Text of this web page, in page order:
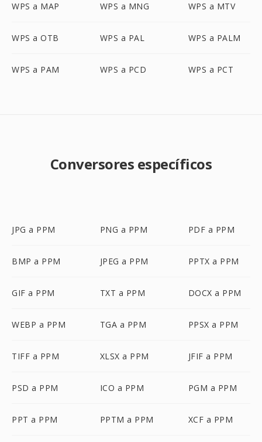
WPS a MAP WPS a MNG WPS a MTV
WPS a OTB WPS a PAL WPS a PALM
WPS a PAM WPS a PCD WPS a PCT
Conversores específicos
JPG a PPM PNG a PPM PDF a PPM
BMP a PPM JPEG a PPM PPTX a PPM
GIF a PPM TXT a PPM DOCX a PPM
WEBP a PPM TGA a PPM PPSX a PPM
TIFF a PPM XLSX a PPM JFIF a PPM
PSD a PPM ICO a PPM PGM a PPM
PPT a PPM PPTM a PPM XCF a PPM